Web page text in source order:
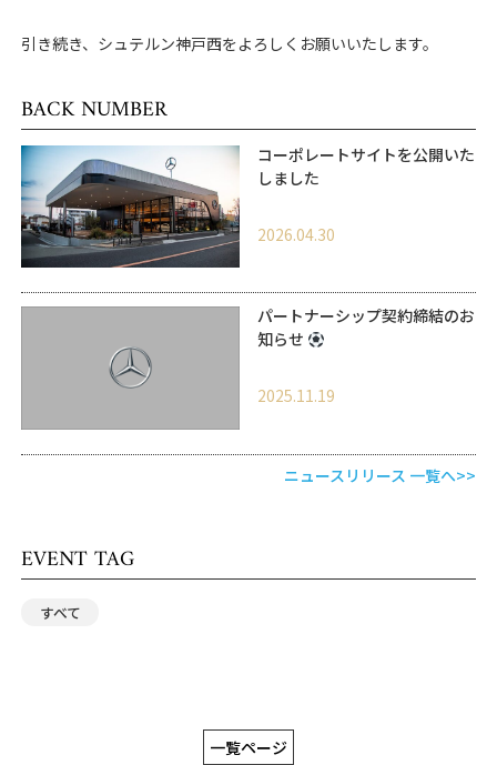
引き続き、シュテルン神戸西をよろしくお願いいたします。
BACK NUMBER
コーポレートサイトを公開いた
しました
2026.04.30
パートナーシップ契約締結のお
知らせ
2025.11.19
ニュースリリース 一覧へ>>
EVENT TAG
すべて
一覧ページ